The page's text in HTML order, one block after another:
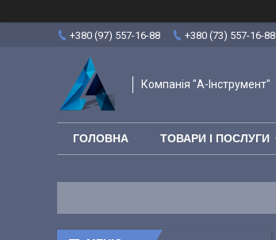
+380 (97) 557-16-88 +380 (73) 557-16-88
Компанія "А-Інструмент"
ГОЛОВНА ТОВАРИ І ПОСЛУГИ